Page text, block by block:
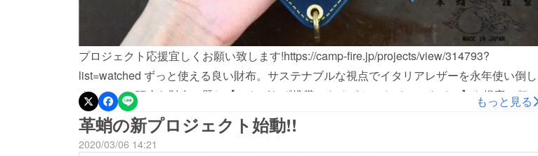
プロジェクト応援宜しくお願い致します!https://camp-fire.jp/projects/view/314793?
list=watched ずっと使える良い財布。サステナブルな視点でイタリアレザーを永年使い倒し
ませんか。頑丈な財布と題し【かさばらず携帯できるポケットインスタイル】を提案。伝統
の台形スタイルでスマホ・通帳・お金・カード・領収書もしっかり収納できるシンプルな財
布が登場、使用で傷んだパーツはアフターケアで修理致します!
もっと見る
革蛸の新プロジェクト始動!!
2020/03/06 14:21